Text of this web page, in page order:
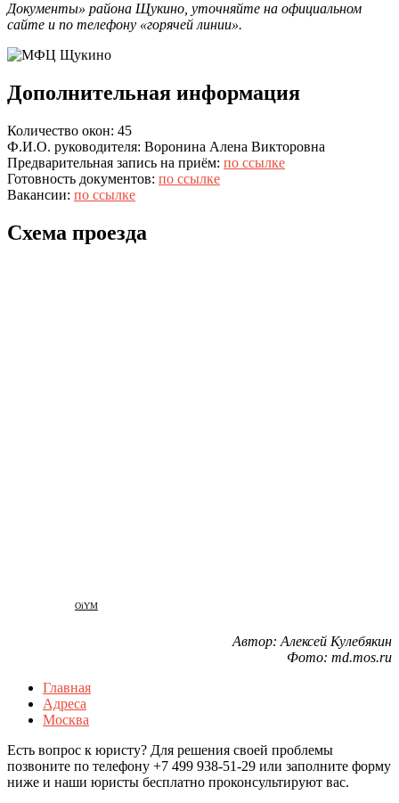
Документы» района Щукино, уточняйте на официальном
сайте и по телефону «горячей линии».
Дополнительная информация
Количество окон: 45
Ф.И.О. руководителя: Воронина Алена Викторовна
Предварительная запись на приём: по ссылке
Готовность документов: по ссылке
Вакансии: по ссылке
Схема проезда
OiYM
Автор: Алексей Кулебякин
Фото: md.mos.ru
Главная
Адреса
Москва
Есть вопрос к юристу? Для решения своей проблемы
позвоните по телефону +7 499 938-51-29 или заполните форму
ниже и наши юристы бесплатно проконсультируют вас.